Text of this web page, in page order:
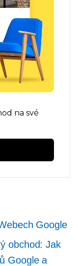
na své
Google
obchod: Jak
Google a